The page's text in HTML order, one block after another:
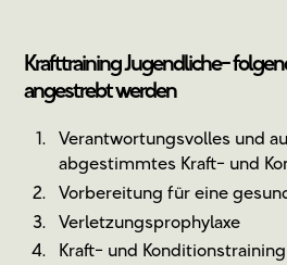
Krafttraining Jugendliche-
angestrebt werden
Verantwortungsvolles und
abgestimmtes Kraft- und
Vorbereitung für eine
Verletzungsprophylaxe
Kraft- und